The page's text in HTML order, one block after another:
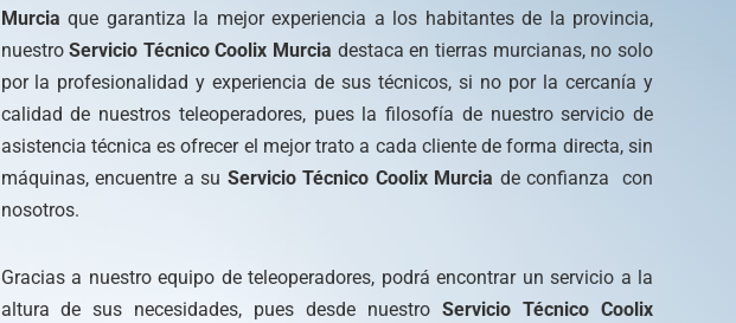
Murcia que garantiza la mejor experiencia a los habitantes de la provincia,
nuestroServicio Técnico Coolix Murcia destaca en tierras murcianas, no solo
por la profesionalidad y experiencia de sus técnicos, si no por la cercanía y
calidad de nuestros teleoperadores, pues la filosofía de nuestro servicio de
asistencia técnica es ofrecer el mejor trato a cada cliente de forma directa, sin
máquinas, encuentre a su Servicio Técnico Coolix Murcia de confianza con
nosotros.
Gracias a nuestro equipo de teleoperadores, podrá encontrar un servicio a la
altura de sus necesidades, pues desde nuestroServicio Técnico Coolix